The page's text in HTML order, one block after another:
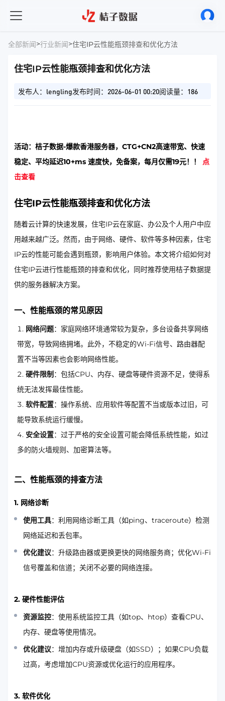
全部新闻>行业新闻>住宅IP云性能瓶颈排查和优化方法
住宅IP云性能瓶颈排查和优化方法
发布人：lengling发布时间：2026-06-01 00:20阅读量：186
活动：桔子数据-爆款香港服务器，CTG+CN2高速带宽、快速
稳定、平均延迟10+ms 速度快，免备案，每月仅需19元！！ 点
击查看
住宅IP云性能瓶颈排查和优化方法
随着云计算的快速发展，住宅IP云在家庭、办公及个人用户中应
用越来越广泛。然而，由于网络、硬件、软件等多种因素，住宅
IP云的性能可能会遇到瓶颈，影响用户体验。本文将介绍如何对
住宅IP云进行性能瓶颈的排查和优化，同时推荐使用桔子数据提
供的服务器解决方案。
一、性能瓶颈的常见原因
网络问题：家庭网络环境通常较为复杂，多台设备共享网络
带宽，导致网络拥堵。此外，不稳定的Wi-Fi信号、路由器配
置不当等因素也会影响网络性能。
硬件限制 ：包括CPU、内存、硬盘等硬件资源不足，使得系
统无法发挥最佳性能。
软件配置：操作系统、应用软件等配置不当或版本过旧，可
能导致系统运行缓慢。
安全设置：过于严格的安全设置可能会降低系统性能，如过
多的防火墙规则、加密算法等。
二、性能瓶颈的排查方法
1. 网络诊断
使用工具：利用网络诊断工具（如ping、traceroute）检测
网络延迟和丢包率。
优化建议：升级路由器或更换更快的网络服务商；优化Wi-Fi
信号覆盖和信道；关闭不必要的网络连接。
2. 硬件性能评估
资源监控：使用系统监控工具（如top、htop）查看CPU、
内存、硬盘等使用情况。
优化建议：增加内存或升级硬盘（如SSD）；如果CPU负载
过高，考虑增加CPU资源或优化运行的应用程序。
3. 软件优化